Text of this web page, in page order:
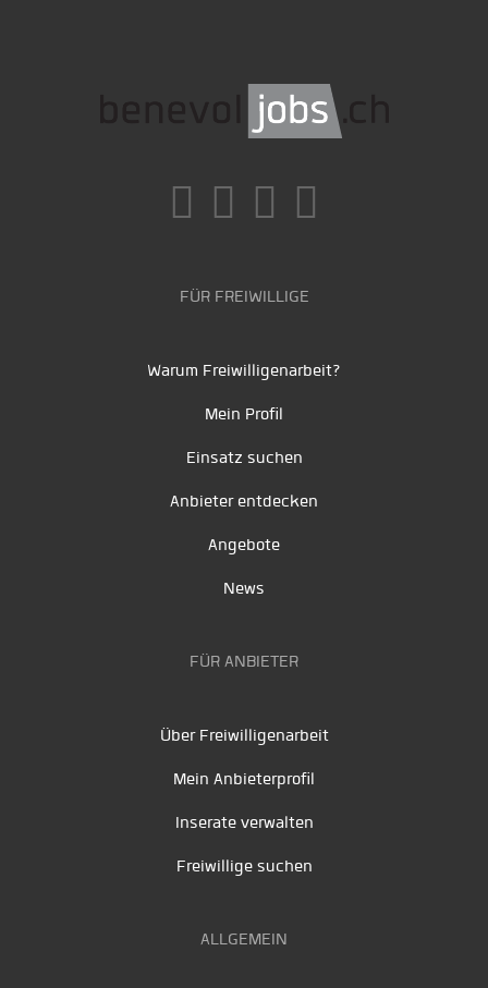
FÜR FREIWILLIGE
Warum Freiwilligenarbeit?
Mein Profil
Einsatz suchen
Anbieter entdecken
Angebote
News
FÜR ANBIETER
Über Freiwilligenarbeit
Mein Anbieterprofil
Inserate verwalten
Freiwillige suchen
ALLGEMEIN